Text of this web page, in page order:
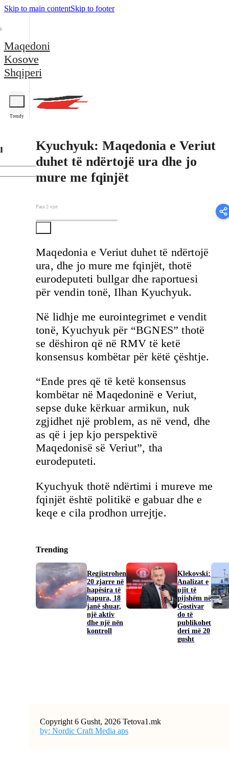
Skip to main contentSkip to footer
Maqedoni
Kosove
Shqiperi
Trendy
Kyuchyuk: Maqedonia e Veriut
duhet të ndërtojë ura dhe jo
mure me fqinjët
Para 2 vjet
Maqedonia e Veriut duhet të ndërtojë
ura, dhe jo mure me fqinjët, thotë
eurodeputeti bullgar dhe raportuesi
për vendin tonë, Ilhan Kyuchyuk.
Në lidhje me eurointegrimet e vendit
tonë, Kyuchyuk për “BGNES” thotë
se dëshiron që në RMV të ketë
konsensus kombëtar për këtë çështje.
“Ende pres që të ketë konsensus
kombëtar në Maqedoninë e Veriut,
sepse duke kërkuar armikun, nuk
zgjidhet një problem, as në vend, dhe
as që i jep kjo perspektivë
Maqedonisë së Veriut”, tha
eurodeputeti.
Kyuchyuk thotë ndërtimi i mureve me
fqinjët është politikë e gabuar dhe e
keqe e cila prodhon urrejtje.
Trending
Regjistrohen
20 zjarre në
hapësira të
hapura, 18
janë shuar,
një aktiv
dhe një nën
kontroll
Klekovski:
Analizat e
ujit të
pijshëm në
Gostivar
do të
publikohet
deri më 20
gusht
Copyright 6 Gusht, 2026 Tetova1.mk
by: Nordic Craft Media aps